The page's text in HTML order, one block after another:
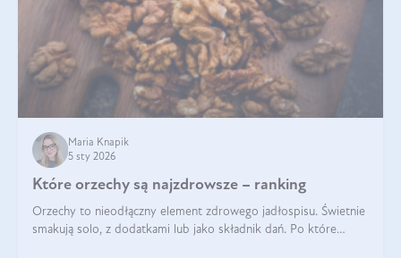
Maria Knapik
5 sty 2026
Które orzechy są najzdrowsze – ranking
Orzechy to nieodłączny element zdrowego jadłospisu. Świetnie
smakują solo, z dodatkami lub jako składnik dań. Po które